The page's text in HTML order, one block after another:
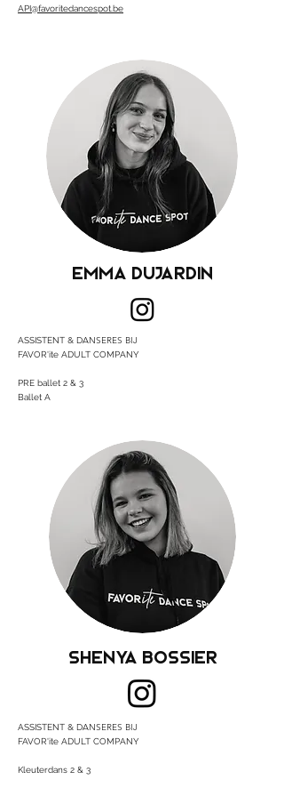
API@favoritedancespot.be
EMMA DUJARDIN
ASSISTENT & DANSERES BIJ
FAVOR'ite ADULT COMPANY
PRE ballet 2 & 3
Ballet A
Shenya Bossier
ASSISTENT & DANSERES BIJ
FAVOR'ite ADULT COMPANY
Kleuterdans 2 & 3